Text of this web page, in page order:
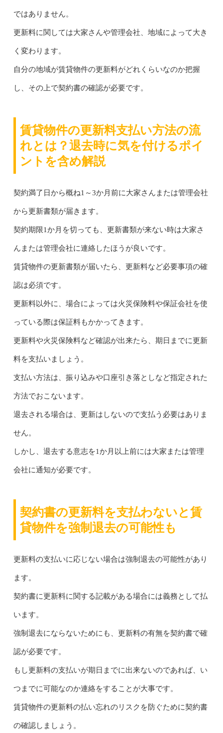
ではありません。
更新料に関しては大家さんや管理会社、地域によって大き
く変わります。
自分の地域が賃貸物件の更新料がどれくらいなのか把握
し、その上で契約書の確認が必要です。
賃貸物件の更新料支払い方法の流
れとは？退去時に気を付けるポイ
ントを含め解説
契約満了日から概ね1～3か月前に大家さんまたは管理会社
から更新書類が届きます。
契約期限1か月を切っても、更新書類が来ない時は大家さ
んまたは管理会社に連絡したほうが良いです。
賃貸物件の更新書類が届いたら、更新料など必要事項の確
認は必須です。
更新料以外に、場合によっては火災保険料や保証会社を使
っている際は保証料もかかってきます。
更新料や火災保険料など確認が出来たら、期日までに更新
料を支払いましょう。
支払い方法は、振り込みや口座引き落としなど指定された
方法でおこないます。
退去される場合は、更新はしないので支払う必要はありま
せん。
しかし、退去する意志を1か月以上前には大家または管理
会社に通知が必要です。
契約書の更新料を支払わないと賃
貸物件を強制退去の可能性も
更新料の支払いに応じない場合は強制退去の可能性があり
ます。
契約書に更新料に関する記載がある場合には義務として払
います。
強制退去にならないためにも、更新料の有無を契約書で確
認が必要です。
もし更新料の支払いが期日までに出来ないのであれば、い
つまでに可能なのか連絡をすることが大事です。
賃貸物件の更新料の払い忘れのリスクを防ぐために契約書
の確認しましょう。